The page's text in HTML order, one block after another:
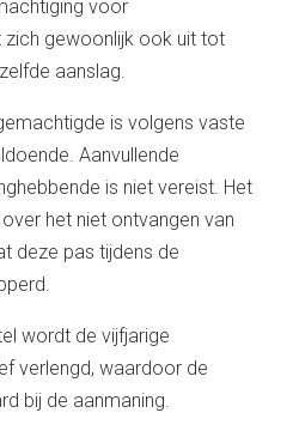
voor
gewoonlijk ook uit tot
aanslag.
is volgens vaste
Aanvullende
is niet vereist. Het
het niet ontvangen van
deze pas tijdens de
wordt de vijfjarige
verlengd, waardoor de
bij de aanmaning.